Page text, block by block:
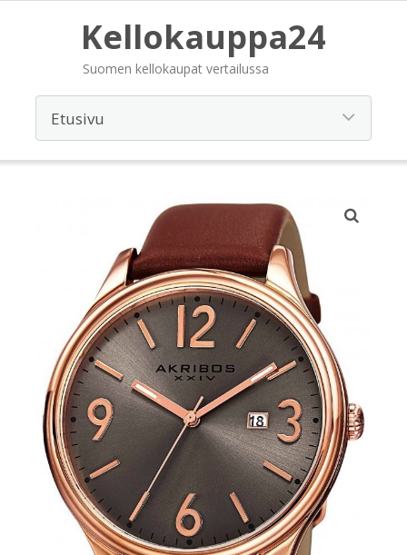
Kellokauppa24
Suomen kellokaupat vertailussa